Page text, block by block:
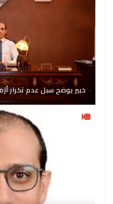
خبير يوضح سبل عدم تكرار